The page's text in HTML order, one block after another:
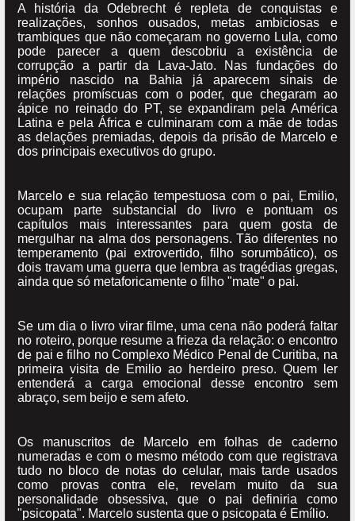
A história da Odebrecht é repleta de conquistas e
realizações, sonhos ousados, metas ambiciosas e
trambiques que não começaram no governo Lula, como
pode parecer a quem descobriu a existência de
corrupção a partir da Lava-Jato. Nas fundações do
império nascido na Bahia já aparecem sinais de
relações promíscuas com o poder, que chegaram ao
ápice no reinado do PT, se expandiram pela América
Latina e pela África e culminaram com a mãe de todas
as delações premiadas, depois da prisão de Marcelo e
dos principais executivos do grupo.
Marcelo e sua relação tempestuosa com o pai, Emilio,
ocupam parte substancial do livro e pontuam os
capítulos mais interessantes para quem gosta de
mergulhar na alma dos personagens. Tão diferentes no
temperamento (pai extrovertido, filho sorumbático), os
dois travam uma guerra que lembra as tragédias gregas,
ainda que só metaforicamente o filho "mate" o pai.
Se um dia o livro virar filme, uma cena não poderá faltar
no roteiro, porque resume a frieza da relação: o encontro
de pai e filho no Complexo Médico Penal de Curitiba, na
primeira visita de Emilio ao herdeiro preso. Quem ler
entenderá a carga emocional desse encontro sem
abraço, sem beijo e sem afeto.
Os manuscritos de Marcelo em folhas de caderno
numeradas e com o mesmo método com que registrava
tudo no bloco de notas do celular, mais tarde usados
como provas contra ele, revelam muito da sua
personalidade obsessiva, que o pai definiria como
"psicopata". Marcelo sustenta que o psicopata é Emílio.